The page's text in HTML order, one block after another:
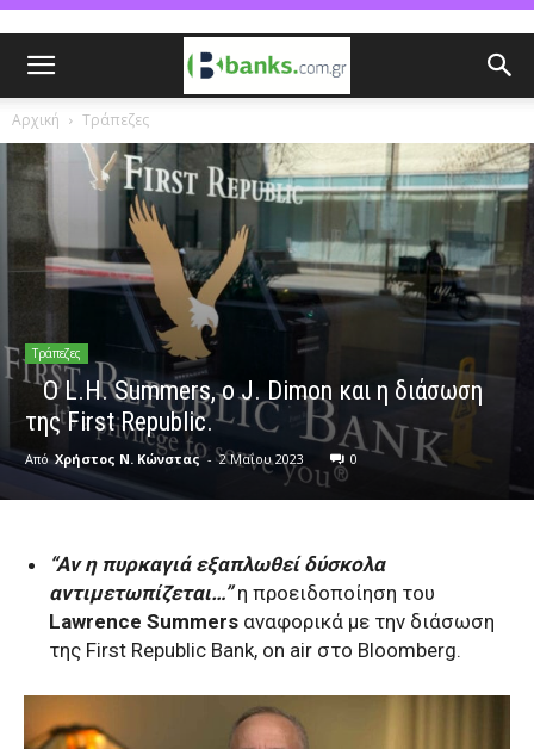
Αρχική Τράπεζες
Τράπεζες
O L.H. Summers, ο J. Dimon και η διάσωση
της First Republic.
Από Χρήστος Ν. Κώνστας - 2 Μαΐου 2023 0
“Aν η πυρκαγιά εξαπλωθεί δύσκολα
αντιμετωπίζεται…” η προειδοποίηση του
Lawrence Summers αναφορικά με την διάσωση
της First Republic Bank, on air στο Bloomberg.